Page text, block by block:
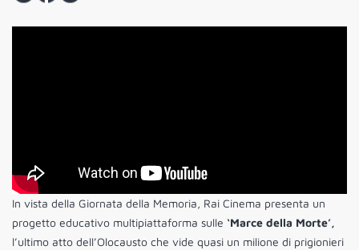
In vista della Giornata della Memoria, Rai Cinema presenta un
progetto educativo multipiattaforma sulle ‘Marce della Morte’,
l’ultimo atto dell’Olocausto che vide quasi un milione di prigionieri